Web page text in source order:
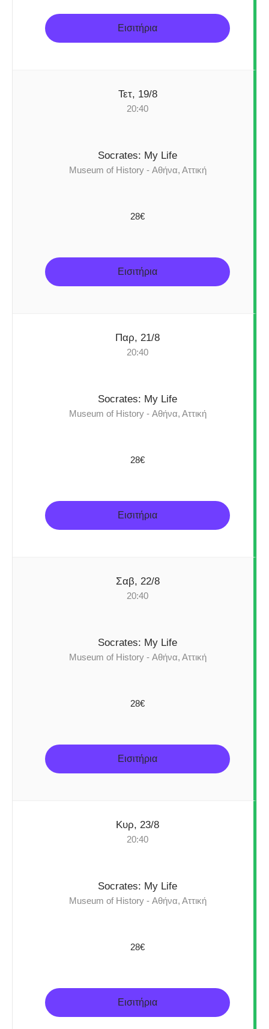
Εισιτήρια
Τετ, 19/8
20:40
Socrates: My Life
Museum of History - Αθήνα, Αττική
28€
Εισιτήρια
Παρ, 21/8
20:40
Socrates: My Life
Museum of History - Αθήνα, Αττική
28€
Εισιτήρια
Σαβ, 22/8
20:40
Socrates: My Life
Museum of History - Αθήνα, Αττική
28€
Εισιτήρια
Κυρ, 23/8
20:40
Socrates: My Life
Museum of History - Αθήνα, Αττική
28€
Εισιτήρια